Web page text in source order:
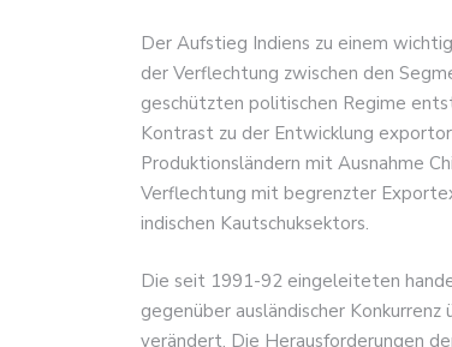
Der Aufstieg Indiens zu einem
der Verflechtung zwischen den
geschützten politischen Regime
Kontrast zu der Entwicklung
Produktionsländern mit Ausnahme
Verflechtung mit begrenzter
indischen Kautschuksektors.
Die seit 1991-92 eingeleiteten
gegenüber ausländischer
verändert. Die Herausforderungen